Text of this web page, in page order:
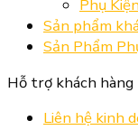
Phụ
Sản phẩm
Sản Phẩm
Hỗ trợ khách hàng
Liên hệ kinh